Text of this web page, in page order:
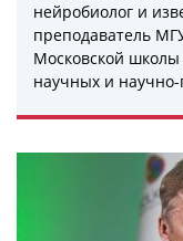
нейробиолог и
преподаватель
Московской школы
научных и